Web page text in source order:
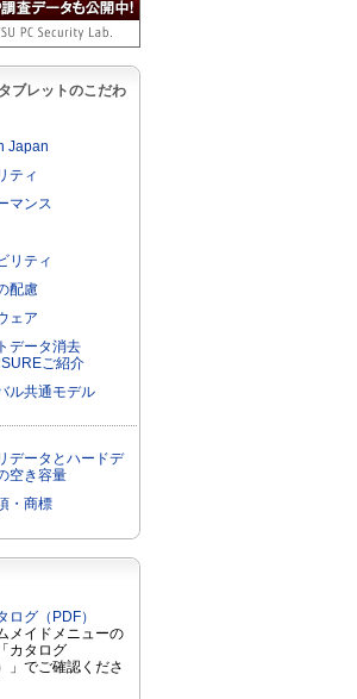
ブレットのこだわ
Japan
ティ
マンス
リティ
配慮
ェア
データ消去
ご紹介
ル共通モデル
データとハードデ
空き容量
・商標
ログ（PDF）
メイドメニューの
カタログ
」でご確認くださ